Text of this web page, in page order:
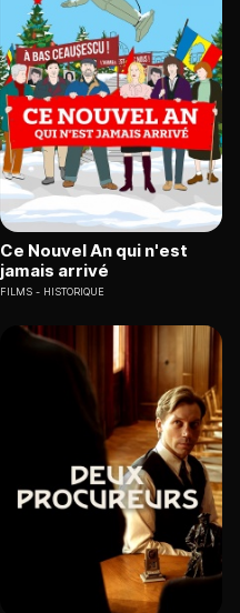
Ce Nouvel An qui n'est
jamais arrivé
FILMS HISTORIQUE